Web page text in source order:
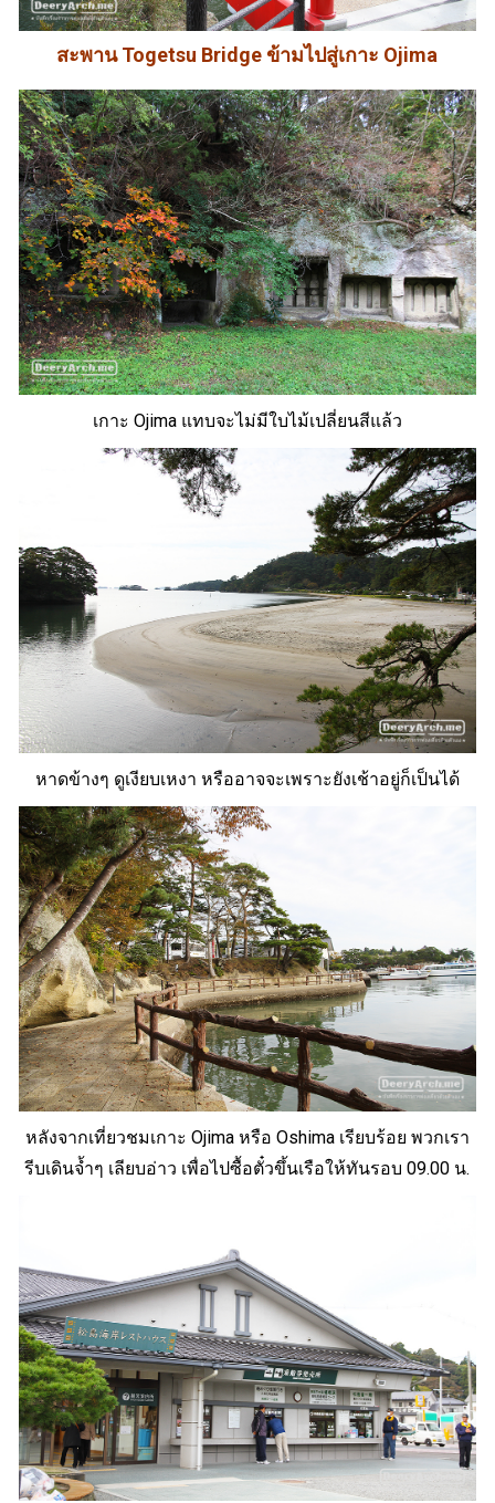
สะพาน Togetsu Bridge ข้ามไปสู่เกาะ Ojima
เกาะ Ojima แทบจะไม่มีใบไม้เปลี่ยนสีแล้ว
หาดข้างๆ ดูเงียบเหงา หรืออาจจะเพราะยังเช้าอยู่ก็เป็นได้
หลังจากเที่ยวชมเกาะ Ojima หรือ Oshima เรียบร้อย พวกเรา
รีบเดินจ้ำๆ เลียบอ่าว เพื่อไปซื้อตั๋วขึ้นเรือให้ทันรอบ 09.00 น.